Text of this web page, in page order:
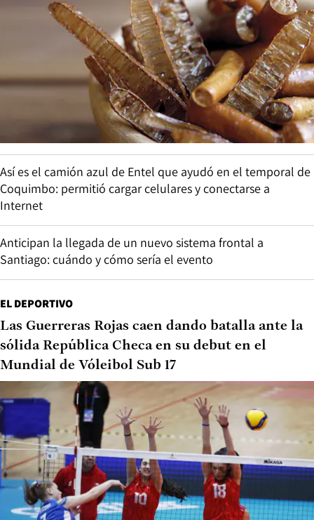
Así es el camión azul de Entel que ayudó en el temporal de
Coquimbo: permitió cargar celulares y conectarse a
Internet
Anticipan la llegada de un nuevo sistema frontal a
Santiago: cuándo y cómo sería el evento
EL DEPORTIVO
Las Guerreras Rojas caen dando batalla ante la
sólida República Checa en su debut en el
Mundial de Vóleibol Sub 17